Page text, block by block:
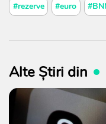
#rezerve #euro
Alte Știri din